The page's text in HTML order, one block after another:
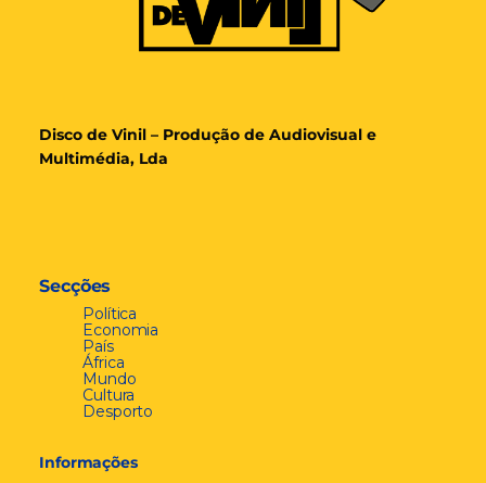
Disco de Vinil – Produção de Audiovisual e
Multimédia, Lda
Secções
Política
Economia
País
África
Mundo
Cultura
Desporto
Informações